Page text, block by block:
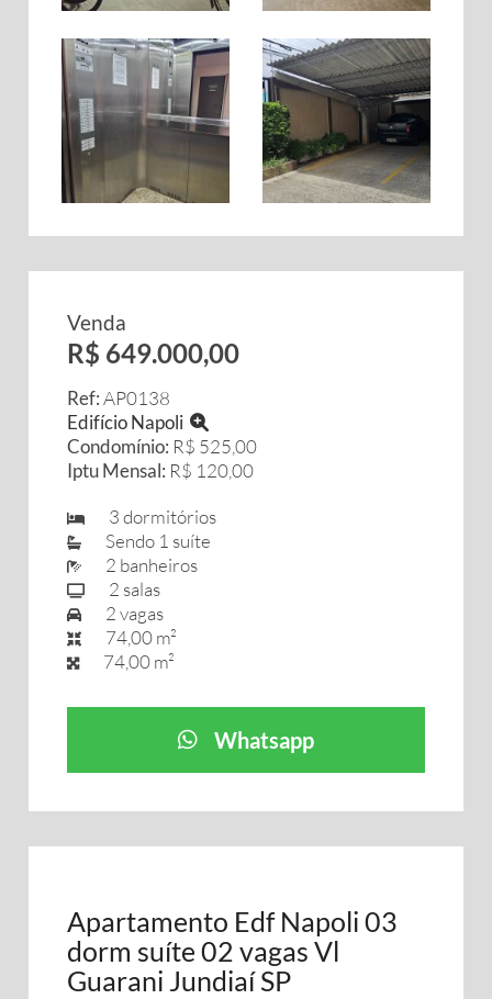
Venda
R$ 649.000,00
Ref:AP0138
Edifício Napoli
Condomínio: R$ 525,00
Iptu Mensal: R$ 120,00
3 dormitórios
Sendo 1 suíte
2 banheiros
2 salas
2 vagas
74,00 m²
74,00 m²
Whatsapp
Apartamento Edf Napoli 03
dorm suíte 02 vagas Vl
Guarani Jundiaí SP